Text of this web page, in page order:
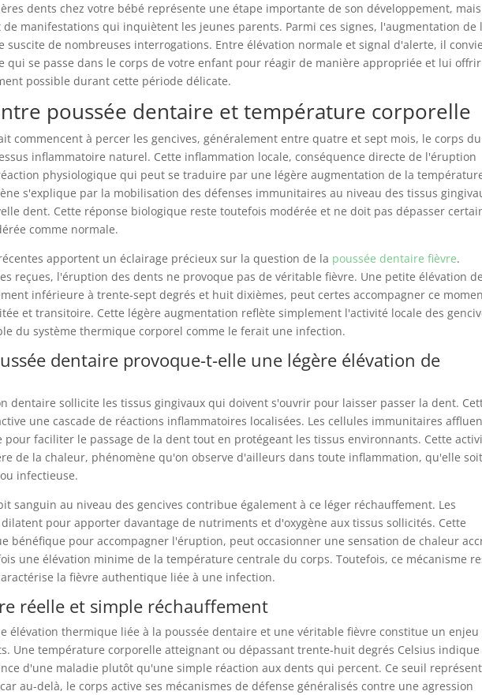
dents chez votre bébé représente une étape importante de son développement,
de manifestations qui inquiètent les jeunes parents. Parmi ces signes, l'augmentation de
suscite de nombreuses interrogations. Entre élévation normale et signal d'alerte, il
qui se passe dans le corps de votre enfant pour réagir de manière appropriée et lui
possible durant cette période délicate.
poussée dentaire et température corporelle
commencent à percer les gencives, généralement entre quatre et sept mois, le corps du
inflammatoire naturel. Cette inflammation locale, conséquence directe de l'éruption
physiologique qui peut se traduire par une légère augmentation de la
s'explique par la mobilisation des défenses immunitaires au niveau des tissus
dent. Cette réponse biologique reste toutefois modérée et ne doit pas dépasser
comme normale.
apportent un éclairage précieux sur la question de la poussée dentaire fièvre.
reçues, l'éruption des dents ne provoque pas de véritable fièvre. Une petite élévation de
inférieure à trente-sept degrés et huit dixièmes, peut certes accompagner ce
et transitoire. Cette légère augmentation reflète simplement l'activité locale des
du système thermique corporel comme le ferait une infection.
dentaire provoque-t-elle une légère élévation de
dentaire sollicite les tissus gingivaux qui doivent s'ouvrir pour laisser passer la dent.
une cascade de réactions inflammatoires localisées. Les cellules immunitaires
pour faciliter le passage de la dent tout en protégeant les tissus environnants. Cette
de la chaleur, phénomène qu'on observe d'ailleurs dans toute inflammation, qu'elle soit
infectieuse.
sanguin au niveau des gencives contribue également à ce léger réchauffement. Les
pour apporter davantage de nutriments et d'oxygène aux tissus sollicités. Cette
bénéfique pour accompagner l'éruption, peut occasionner une sensation de chaleur
une élévation minime de la température centrale du corps. Toutefois, ce mécanisme
la fièvre authentique liée à une infection.
réelle et simple réchauffement
élévation thermique liée à la poussée dentaire et une véritable fièvre constitue un enjeu
Une température corporelle atteignant ou dépassant trente-huit degrés Celsius indique
d'une maladie plutôt qu'une simple réaction aux dents qui percent. Ce seuil
au-delà, le corps active ses mécanismes de défense généralisés contre une agression